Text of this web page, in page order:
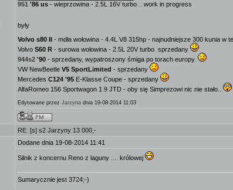
951 '86 us - wieprzowina - 2.5L 16V turbo... work in progress
były
Volvo s80 II - mdła wołowina - 4.4L V8 315hp - najnudniejsze 300 kunia w
Volvo S60 R - surowa wołowina - 2.5L 20V turbo. sprzedany
944s2 '90 - sprzedany, wypatroszony śmiga po torach europy.
VW NewBeetle V5 SportLimited - sprzedany
Mercedes C124 '95 E-Klasse Coupe - sprzedany
AlfaRomeo 156 Sportwagon 1.9 JTD - oby się Simprezowi nic nie stało..
Edytowane przez Jarzyna dnia 19-08-2014 11:03
RE: [s] s2 Jarzyny 13 000,-
Dodane dnia 19-08-2014 11:41
Silnik z koncernu Reno z laguny .... królowej
Sumarycznie jest 3724;-)